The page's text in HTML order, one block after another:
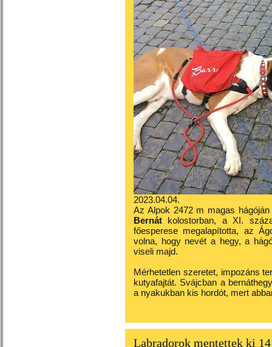
2023.04.04.
Az Alpok 2472 m magas
Bernát kolostorban, a XI.
főesperese megalapította, az
volna, hogy nevét a hegy, a
viseli majd.
Mérhetetlen szeretet, impozáns
kutyafajtát. Svájcban a
a nyakukban kis hordót, mert
Labradorok mentettek ki